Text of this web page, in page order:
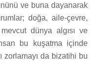
ve buna dayanarak
doğa, aile-çevre,
dünya algısı ve
İnsan bu kuşatma içinde
zorlamayı da bizatihi bu